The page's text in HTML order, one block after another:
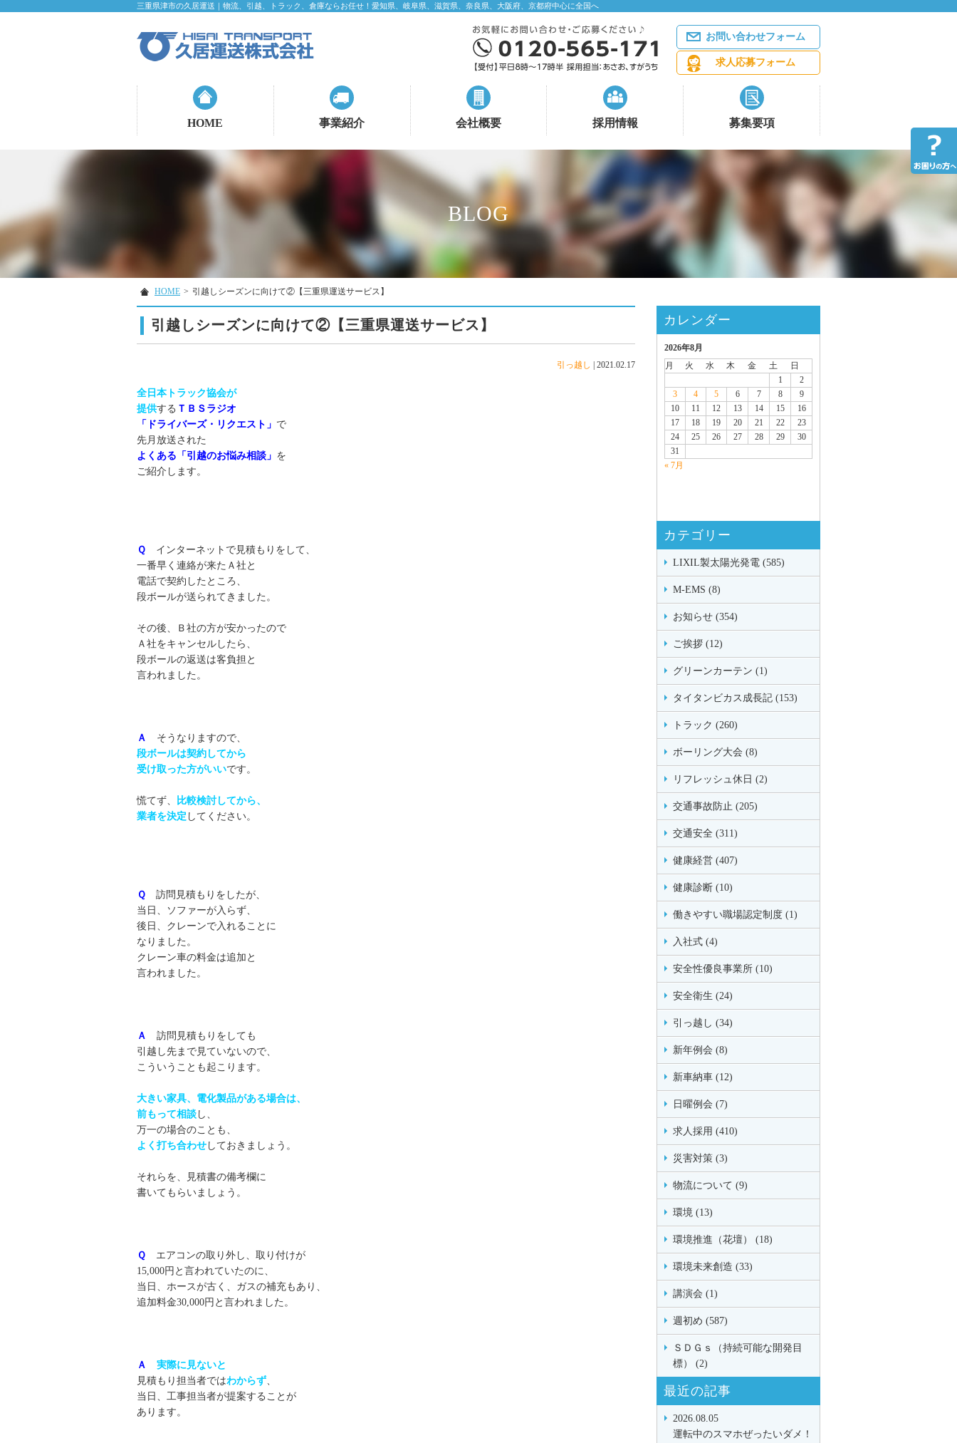
三重県津市の久居運送｜物流、引越、トラック、倉庫ならお任せ！愛知県、岐阜県、滋賀県、奈良県、大阪府、京都府中心に全国へ
お問い合わせフォーム
求人応募フォーム
HOME 事業紹介 会社概要 採用情報 募集要項
BLOG
HOME > 引越しシーズンに向けて②【三重県運送サービス】
引越しシーズンに向けて②【三重県運送サービス】
引っ越し 2021.02.17
全日本トラック協会が
提供する ＴＢＳラジオ
「ドライバーズ・リクエスト」 で
先月放送された
よくある「引越のお悩み相談」 を
ご紹介します。
Ｑ インターネットで見積もりをして、
一番早く連絡が来たＡ社と
電話で契約したところ、
段ボールが送られてきました。
その後、Ｂ社の方が安かったので
Ａ社をキャンセルしたら、
段ボールの返送は客負担と
言われました。
Ａ そうなりますので、
段ボールは契約してから
受け取った方がいいです。
慌てず、
比較検討してから、
業者を決定 してください。
Ｑ 訪問見積もりをしたが、
当日、ソファーが入らず、
後日、クレーンで入れることに
なりました。
クレーン車の料金は追加と
言われました。
Ａ
訪問見積もりをしても
引越し先まで見ていないので、
こういうことも起こります。
大きい家具、電化製品がある場合は、
前もって相談 し、
万一の場合のことも、
よく打ち合わせ しておきましょう。
それらを、見積書の備考欄に
書いてもらいましょう。
Ｑ エアコンの取り外し、取り付けが
15,000円と言われていたのに、
当日、ホースが古く、ガスの補充もあり、
追加料金30,000円と言われました。
Ａ
実際に見ないと
見積もり担当者ではわからず、
当日、工事担当者が提案することが
あります。
カレンダー
2026年8月
月
火 水 木 金 土
日
1
2
3
4 5 6 7 8
9
10
11 12 13 14 15
16
17
18 19 20 21 22
23
24
25 26 27 28 29
30
31
« 7月
カテゴリー
LIXIL製太陽光発電 (585)
M-EMS (8)
お知らせ (354)
ご挨拶 (12)
グリーンカーテン (1)
タイタンビカス成長記 (153)
トラック (260)
ボーリング大会 (8)
リフレッシュ休日 (2)
交通事故防止 (205)
交通安全 (311)
健康経営 (407)
健康診断 (10)
働きやすい職場認定制度 (1)
入社式 (4)
安全性優良事業所 (10)
安全衛生 (24)
引っ越し (34)
新年例会 (8)
新車納車 (12)
日曜例会 (7)
求人採用 (410)
災害対策 (3)
物流について (9)
環境 (13)
環境推進（花壇） (18)
環境未来創造 (33)
講演会 (1)
週初め (587)
ＳＤＧｓ（持続可能な開発目
標） (2)
最近の記事
2026.08.05
運転中のスマホぜったいダメ！